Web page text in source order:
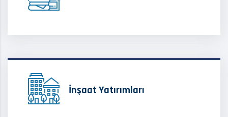
İnşaat Yatırımları